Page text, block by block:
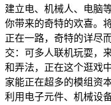
建立电、机械人、电脑
你带来的奇特的欢喜。
正在一路，奇特的详尽
交：可多人联机玩耍，
和弄法，正在这个逛戏
家能正在超多的模组资
利用电子元件、机械设